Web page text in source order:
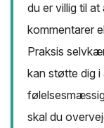
du er villig til
kommentarer
Praksis
kan støtte dig
skal du